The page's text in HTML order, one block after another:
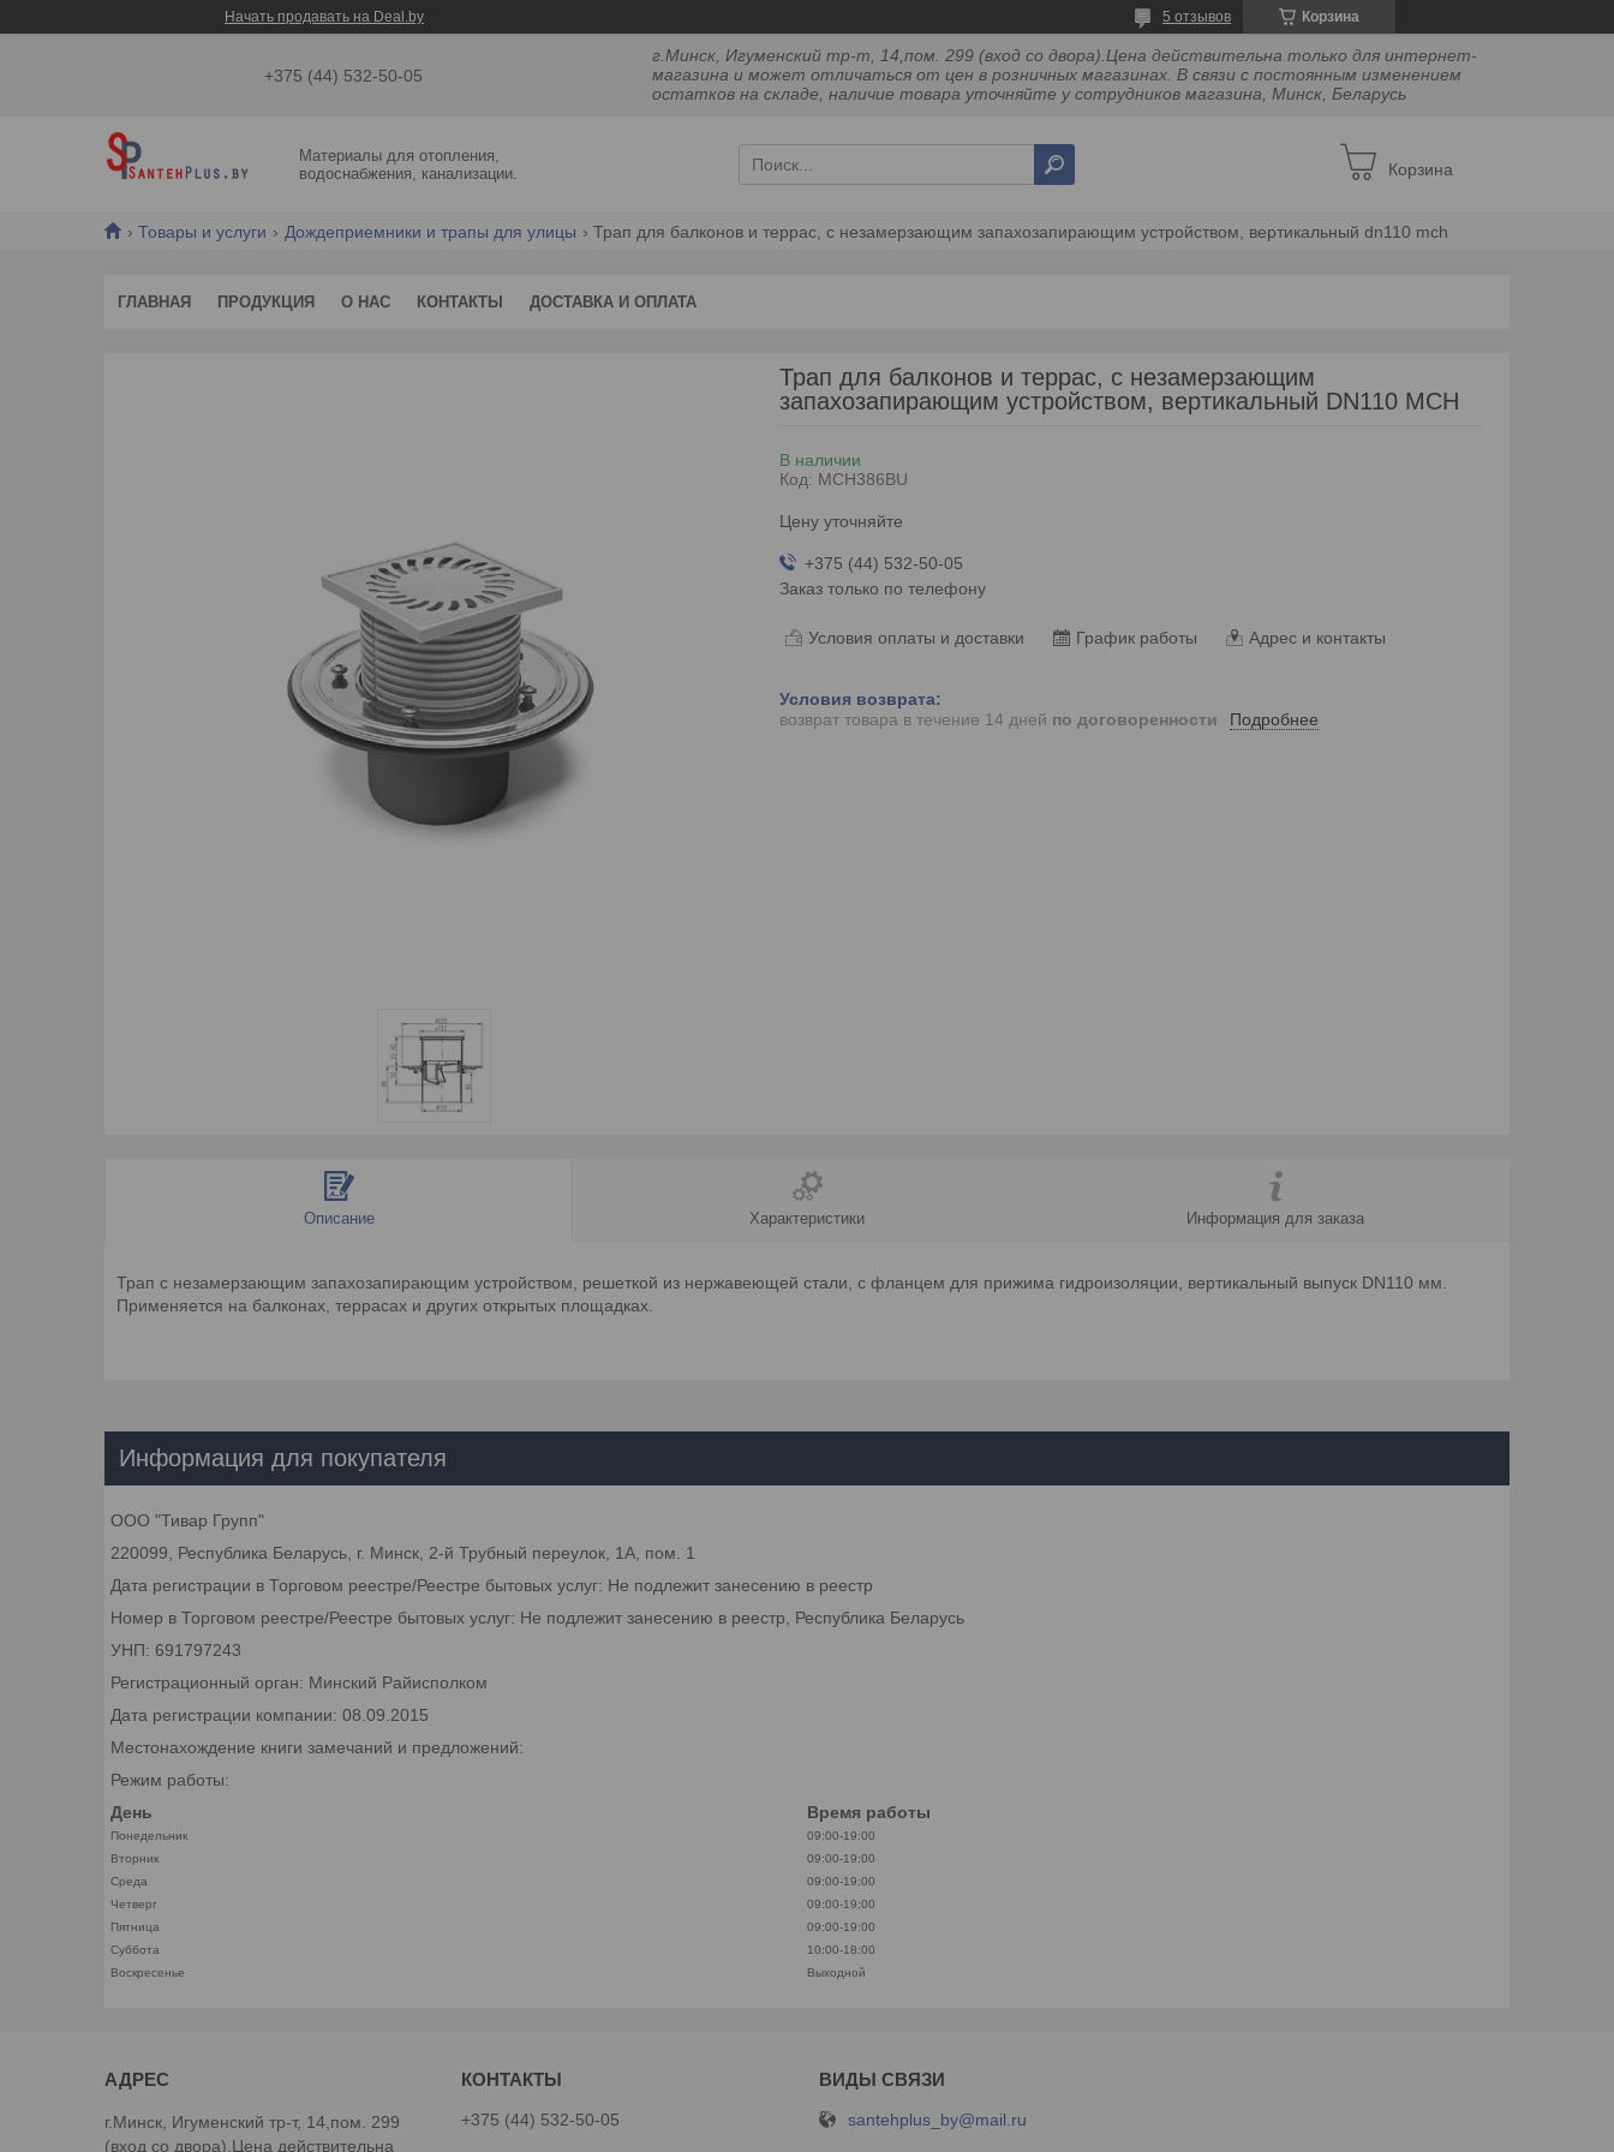
Начать продавать на Deal.by Корзина
5 отзывов
+375 (44) 532-50-05
г.Минск, Игуменский тр-т, 14,пом. 299 (вход со двора).Цена действительна только для интернет-
магазина и может отличаться от цен в розничных магазинах. В связи с постоянным изменением
остатков на складе, наличие товара уточняйте у сотрудников магазина, Минск, Беларусь
Материалы для отопления,
водоснабжения, канализации.
Корзина
Товары и услуги Дождеприемники и трапы для улицы Трап для балконов и террас, с незамерзающим запахозапирающим устройством, вертикальный dn110 mch
ГЛАВНАЯ ПРОДУКЦИЯ О НАС КОНТАКТЫ ДОСТАВКА И ОПЛАТА
Трап для балконов и террас, с незамерзающим
запахозапирающим устройством, вертикальный DN110 MCH
В наличии
Код: MCH386BU
Цену уточняйте
+375 (44) 532-50-05
Заказ только по телефону
Условия оплаты и доставки График работы Адрес и контакты
возврат товара в течение 14 дней по договоренности Подробнее
Описание Характеристики Информация для заказа
Трап с незамерзающим запахозапирающим устройством, решеткой из нержавеющей стали, с фланцем для прижима гидроизоляции, вертикальный выпуск DN110 мм.
Применяется на балконах, террасах и других открытых площадках.
Информация для покупателя
ООО "Тивар Групп"
220099, Республика Беларусь, г. Минск, 2-й Трубный переулок, 1А, пом. 1
Дата регистрации в Торговом реестре/Реестре бытовых услуг: Не подлежит занесению в реестр
Номер в Торговом реестре/Реестре бытовых услуг: Не подлежит занесению в реестр, Республика Беларусь
УНП: 691797243
Регистрационный орган: Минский Райисполком
Дата регистрации компании: 08.09.2015
Местонахождение книги замечаний и предложений:
Режим работы:
День
Время работы
Понедельник
09:00-19:00
Вторник
09:00-19:00
Среда
09:00-19:00
Четверг
09:00-19:00
Пятница
09:00-19:00
Суббота
10:00-18:00
Воскресенье
Выходной
г.Минск, Игуменский тр-т, 14,пом. 299
(вход со двора).Цена действительна
+375 (44) 532-50-05 santehplus_by@mail.ru